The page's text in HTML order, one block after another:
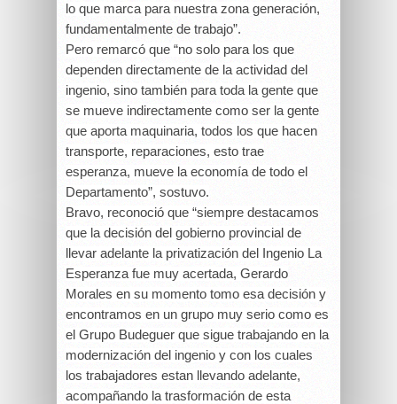
lo que marca para nuestra zona generación,
fundamentalmente de trabajo”.
Pero remarcó que “no solo para los que
dependen directamente de la actividad del
ingenio, sino también para toda la gente que
se mueve indirectamente como ser la gente
que aporta maquinaria, todos los que hacen
transporte, reparaciones, esto trae
esperanza, mueve la economía de todo el
Departamento”, sostuvo.
Bravo, reconoció que “siempre destacamos
que la decisión del gobierno provincial de
llevar adelante la privatización del Ingenio La
Esperanza fue muy acertada, Gerardo
Morales en su momento tomo esa decisión y
encontramos en un grupo muy serio como es
el Grupo Budeguer que sigue trabajando en la
modernización del ingenio y con los cuales
los trabajadores estan llevando adelante,
acompañando la trasformación de esta